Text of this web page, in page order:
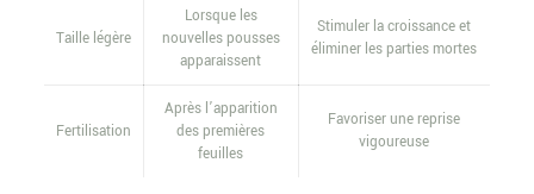
Taille légère
Lorsque les
nouvelles pousses
apparaissent
Stimuler la croissance et
éliminer les parties mortes
Fertilisation
Après l’apparition
des premières
feuilles
Favoriser une reprise
vigoureuse